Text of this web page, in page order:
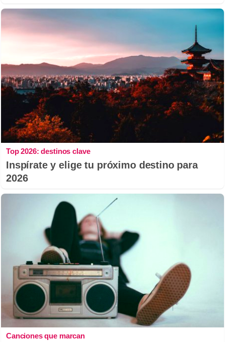
Top 2026: destinos clave
Inspírate y elige tu próximo destino para
2026
Canciones que marcan